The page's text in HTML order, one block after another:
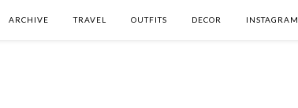
ARCHIVE TRAVEL OUTFITS DECOR INSTAGRAM